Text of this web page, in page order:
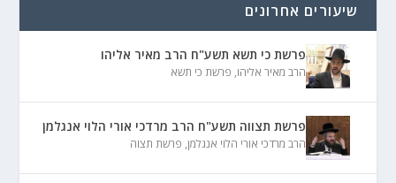
שיעורים אחרונים
פרשת כי תשא תשע"ח הרב מאיר אליהו
הרב מאיר אליהו, פרשת כי תשא
פרשת תצווה תשע"ח הרב מרדכי אורי הלוי אנגלמן
הרב מרדכי אורי הלוי אנגלמן, פרשת תצוה